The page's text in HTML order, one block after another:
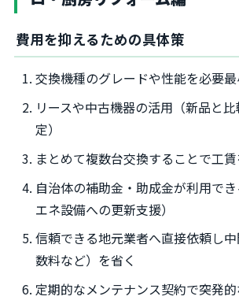
費用を抑えるための具体策
交換機種のグレードや性能を必要
リースや中古機器の活用（新品と
定）
まとめて複数台交換することで工
自治体の補助金・助成金が利用で
エネ設備への更新支援）
信頼できる地元業者へ直接依頼し
数料など）を省く
定期的なメンテナンス契約で突発